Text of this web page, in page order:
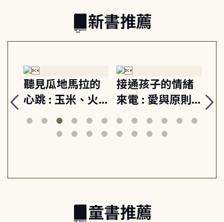
新書推薦
聽見瓜地馬拉的
心跳 : 玉米、火
山與信仰, 外交官
筆下的現代馬雅
接通孩子的情緒
來電 : 愛與原則,
建立教養的安定
節奏 22個行動練
關
童書推薦